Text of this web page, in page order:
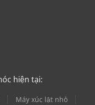
hiện tại:
Máy xúc lật nhỏ